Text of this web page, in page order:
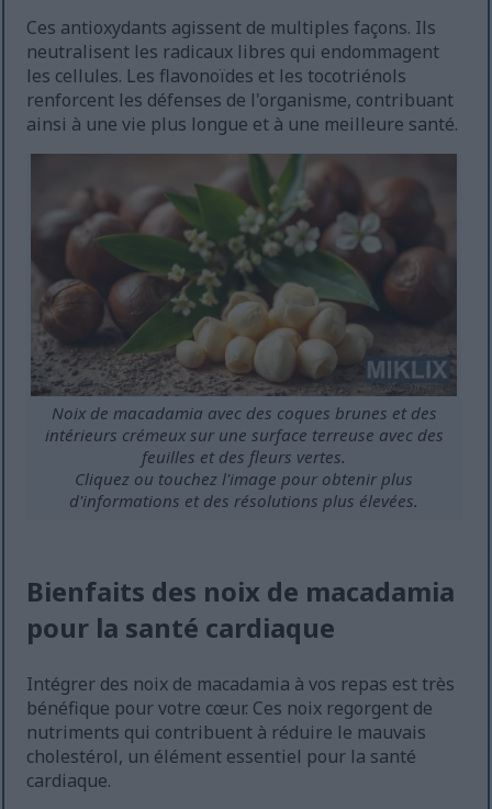
Ces antioxydants agissent de multiples façons. Ils
neutralisent les radicaux libres qui endommagent
les cellules. Les flavonoïdes et les tocotriénols
renforcent les défenses de l'organisme, contribuant
ainsi à une vie plus longue et à une meilleure santé.
Noix de macadamia avec des coques brunes et des
intérieurs crémeux sur une surface terreuse avec des
feuilles et des fleurs vertes.
Cliquez ou touchez l'image pour obtenir plus
d'informations et des résolutions plus élevées.
Bienfaits des noix de macadamia
pour la santé cardiaque
Intégrer des noix de macadamia à vos repas est très
bénéfique pour votre cœur. Ces noix regorgent de
nutriments qui contribuent à réduire le mauvais
cholestérol, un élément essentiel pour la santé
cardiaque.